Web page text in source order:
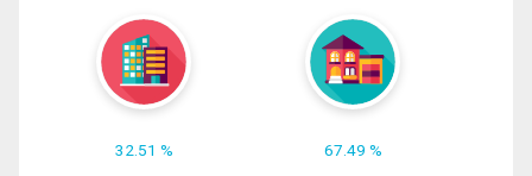
32.51 % 67.49 %